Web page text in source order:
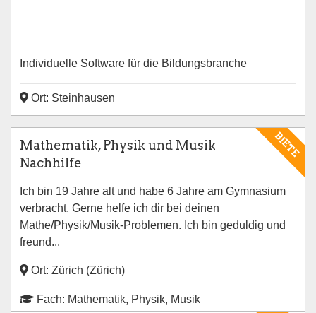
Individuelle Software für die Bildungsbranche
Ort: Steinhausen
BIETE
Mathematik, Physik und Musik
Nachhilfe
Ich bin 19 Jahre alt und habe 6 Jahre am Gymnasium
verbracht. Gerne helfe ich dir bei deinen
Mathe/Physik/Musik-Problemen. Ich bin geduldig und
freund...
Ort: Zürich (Zürich)
Fach: Mathematik, Physik, Musik